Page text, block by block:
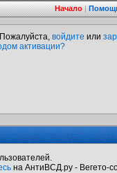
Начало|
войдите или
активации?
на АнтиВСД.ру - Вегето-